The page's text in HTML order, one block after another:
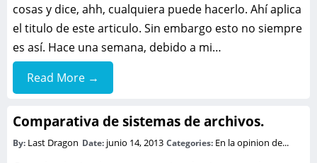
cosas y dice, ahh, cualquiera puede hacerlo. Ahí aplica
el titulo de este articulo. Sin embargo esto no siempre
es así. Hace una semana, debido a mi…
Read More →
Comparativa de sistemas de archivos.
By: Last Dragon Date: junio 14, 2013 Categories: En la opinion de...